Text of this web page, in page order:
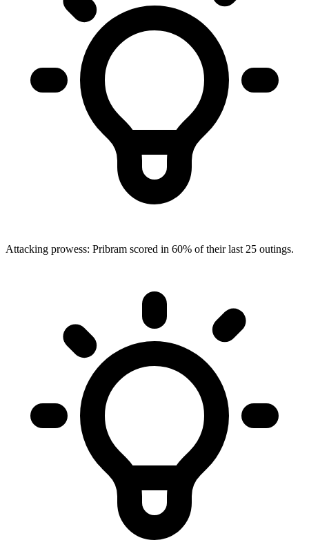
Attacking prowess: Pribram scored in 60% of their last 25 outings.